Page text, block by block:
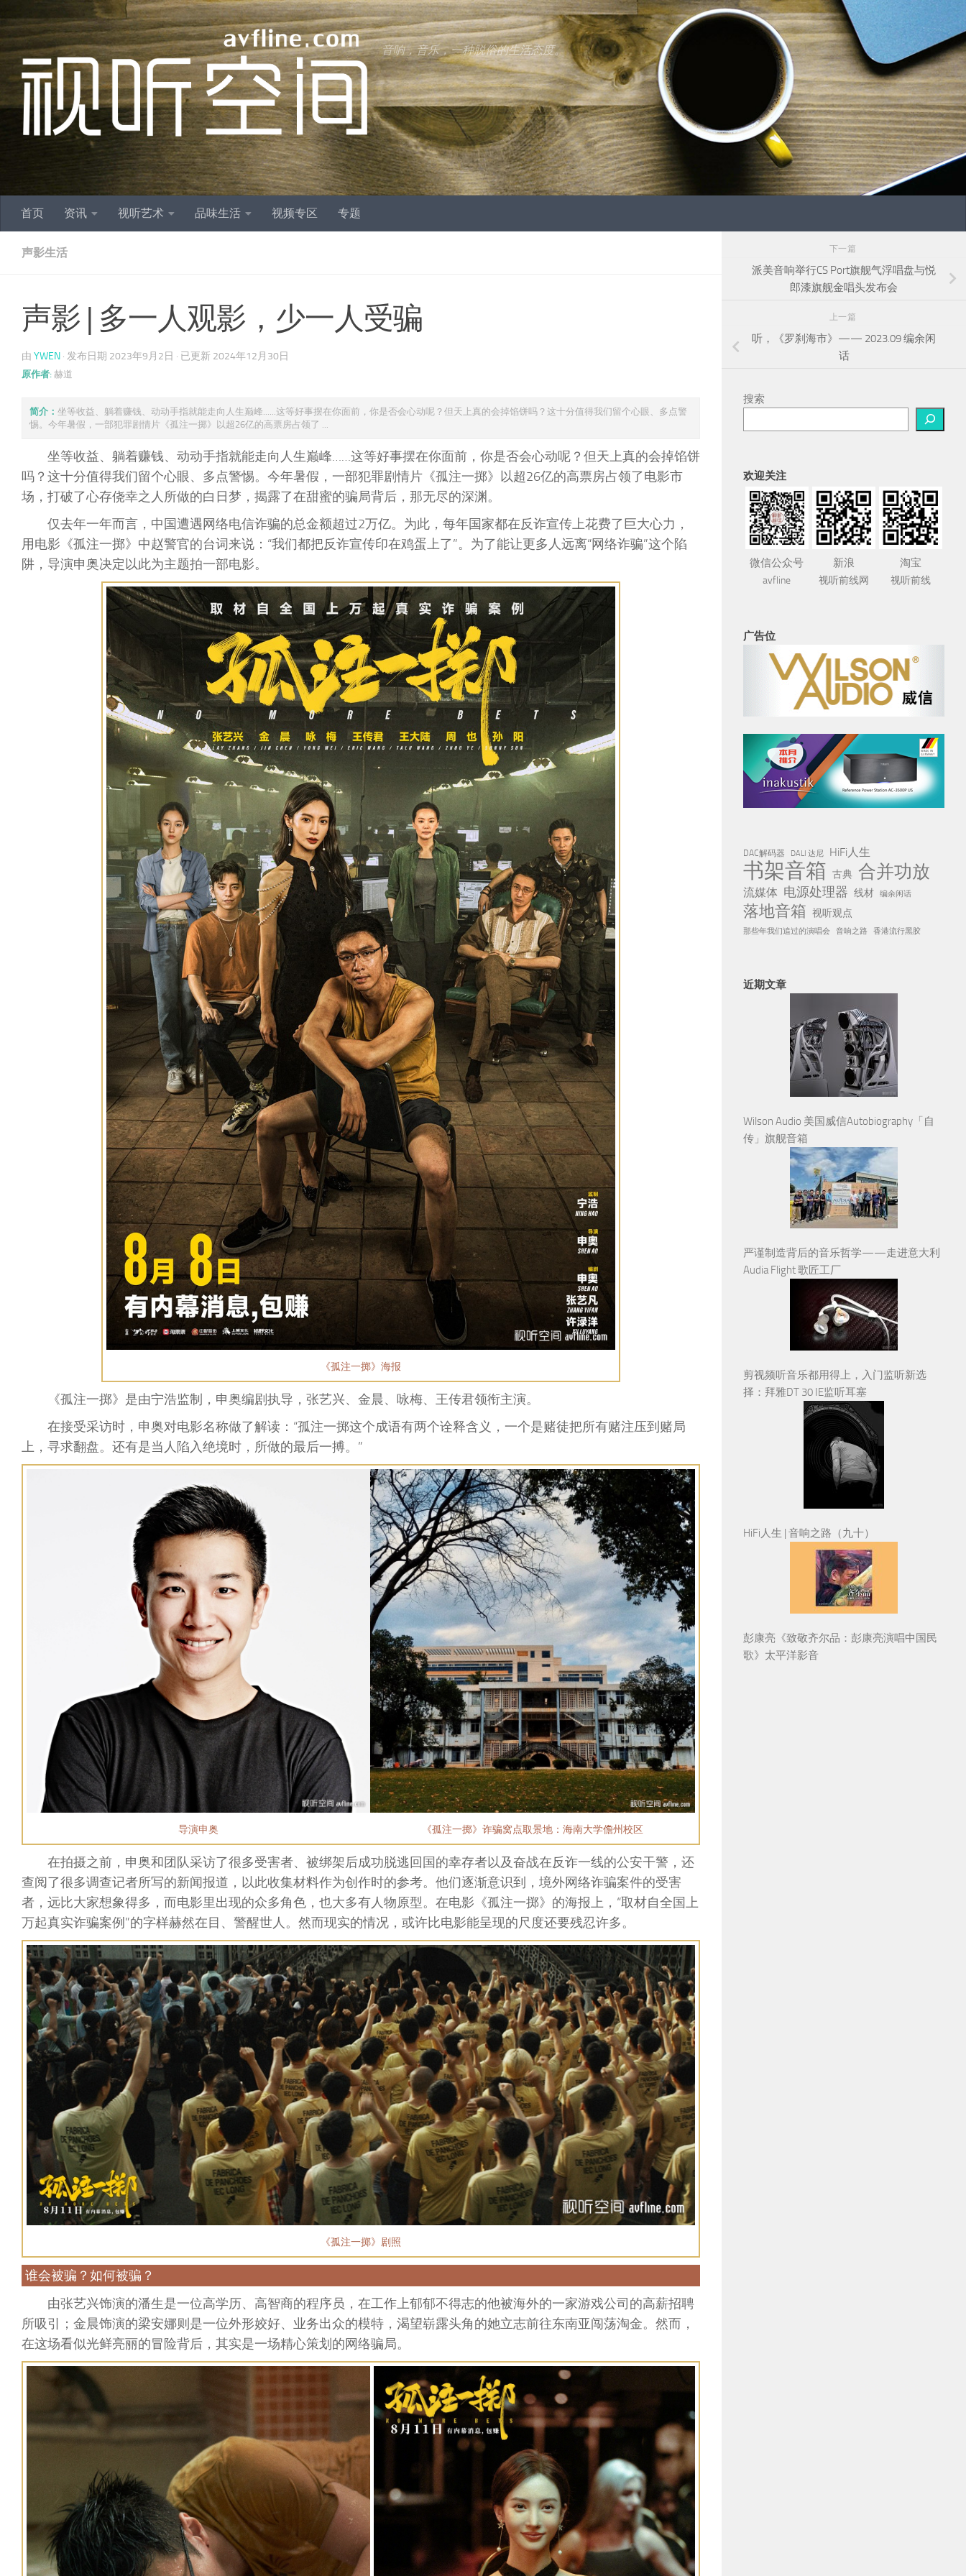
跳至内容
音响，音乐，一种脱俗的生活态度。
首页 资讯 视听艺术 品味生活 视频专区 专题
声影生活
声影 | 多一人观影，少一人受骗
由 YWEN · 发布日期 2023年9月2日 · 已更新 2024年12月30日
原作者: 赫道
简介： 坐等收益、躺着赚钱、动动手指就能走向人生巅峰......这等好事摆在你面前，你是否会心动呢？但天上真的会掉馅饼吗？这十分值得我们留个心眼、多点警
惕。今年暑假，一部犯罪剧情片《孤注一掷》以超26亿的高票房占领了 ...
坐等收益、躺着赚钱、动动手指就能走向人生巅峰……这等好事摆在你面前，你是否会心动呢？但天上真的会掉馅饼
吗？这十分值得我们留个心眼、多点警惕。今年暑假，一部犯罪剧情片《孤注一掷》以超26亿的高票房占领了电影市
场，打破了心存侥幸之人所做的白日梦，揭露了在甜蜜的骗局背后，那无尽的深渊。
仅去年一年而言，中国遭遇网络电信诈骗的总金额超过2万亿。为此，每年国家都在反诈宣传上花费了巨大心力，
用电影《孤注一掷》中赵警官的台词来说：“我们都把反诈宣传印在鸡蛋上了”。为了能让更多人远离“网络诈骗”这个陷
阱，导演申奥决定以此为主题拍一部电影。
《孤注一掷》海报
《孤注一掷》是由宁浩监制，申奥编剧执导，张艺兴、金晨、咏梅、王传君领衔主演。
在接受采访时，申奥对电影名称做了解读：“孤注一掷这个成语有两个诠释含义，一个是赌徒把所有赌注压到赌局
上，寻求翻盘。还有是当人陷入绝境时，所做的最后一搏。”
导演申奥 《孤注一掷》诈骗窝点取景地：海南大学儋州校区
在拍摄之前，申奥和团队采访了很多受害者、被绑架后成功脱逃回国的幸存者以及奋战在反诈一线的公安干警，还
查阅了很多调查记者所写的新闻报道，以此收集材料作为创作时的参考。他们逐渐意识到，境外网络诈骗案件的受害
者，远比大家想象得多，而电影里出现的众多角色，也大多有人物原型。在电影《孤注一掷》的海报上，“取材自全国上
万起真实诈骗案例”的字样赫然在目、警醒世人。然而现实的情况，或许比电影能呈现的尺度还要残忍许多。
《孤注一掷》剧照
谁会被骗？如何被骗？
由张艺兴饰演的潘生是一位高学历、高智商的程序员，在工作上郁郁不得志的他被海外的一家游戏公司的高薪招聘
所吸引；金晨饰演的梁安娜则是一位外形姣好、业务出众的模特，渴望崭露头角的她立志前往东南亚闯荡淘金。然而，
在这场看似光鲜亮丽的冒险背后，其实是一场精心策划的网络骗局。
下一篇
派美音响举行CS Port旗舰气浮唱盘与悦
郎漆旗舰金唱头发布会
上一篇
听，《罗刹海市》—— 2023.09 编余闲
话
搜索
欢迎关注
微信公众号
avfline
新浪
视听前线网
淘宝
视听前线
广告位
DAC解码器 DALI 达尼 HiFi人生
书架音箱 古典 合并功放
流媒体 电源处理器 线材 编余闲话
落地音箱 视听观点
那些年我们追过的演唱会 音响之路 香港流行黑胶
近期文章
Wilson Audio 美国威信Autobiography「自
传」旗舰音箱
严谨制造背后的音乐哲学——走进意大利
Audia Flight 歌匠工厂
剪视频听音乐都用得上，入门监听新选
择：拜雅DT 30 IE监听耳塞
HiFi人生 | 音响之路（九十）
彭康亮《致敬齐尔品：彭康亮演唱中国民
歌》太平洋影音